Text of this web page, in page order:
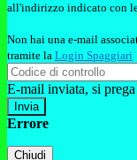
all'indirizzo indicato con
Non hai una e-mail
tramite la Login Spaggiari
E-mail inviata, si
Errore
Chiudi